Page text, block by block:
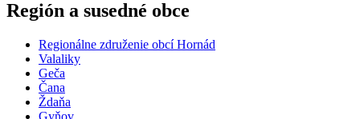
Región a susedné obce
Regionálne združenie obcí Hornád
Valaliky
Geča
Čana
Ždaňa
Gyňov